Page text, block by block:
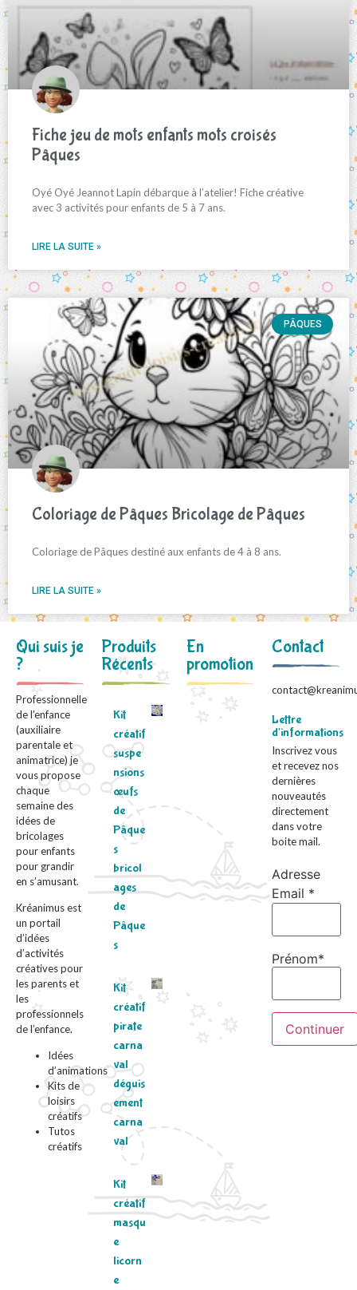
Fiche jeu de mots enfants mots croisés
Pâques
Oyé Oyé Jeannot Lapin débarque à l’atelier! Fiche créative
avec 3 activités pour enfants de 5 à 7 ans.
LIRE LA SUITE »
PÂQUES
Coloriage de Pâques Bricolage de Pâques
Coloriage de Pâques destiné aux enfants de 4 à 8 ans.
LIRE LA SUITE »
Qui suis je
?
Professionnelle
de l’enfance
(auxiliaire
parentale et
animatrice) je
vous propose
chaque
semaine des
idées de
bricolages
pour enfants
pour grandir
en s’amusant.
Kréanimus est
un portail
d’idées
d’activités
créatives pour
les parents et
les
professionnels
de l’enfance.
Idées
d’animations
Kits de
loisirs
créatifs
Tutos
créatifs
Produits
Récents
Kit
créatif
suspe
nsions
œufs
de
Pâque
s
bricol
ages
de
Pâque
s
Kit
créatif
pirate
carna
val
déguis
ement
carna
val
Kit
créatif
masqu
e
licorn
e
En
promotion
Contact
Lettre
d'informations
Inscrivez vous
et recevez nos
dernières
nouveautés
directement
dans votre
boite mail.
Adresse
Email *
Prénom*